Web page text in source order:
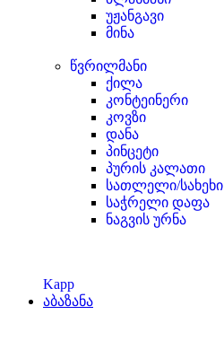
უჟანგავი
მინა
წვრილმანი
ქილა
კონტეინერი
კოვზი
დანა
პინცეტი
პურის კალათი
სათლელი/სახეხი
საჭრელი დაფა
ნაგვის ურნა
Kapp
აბაზანა